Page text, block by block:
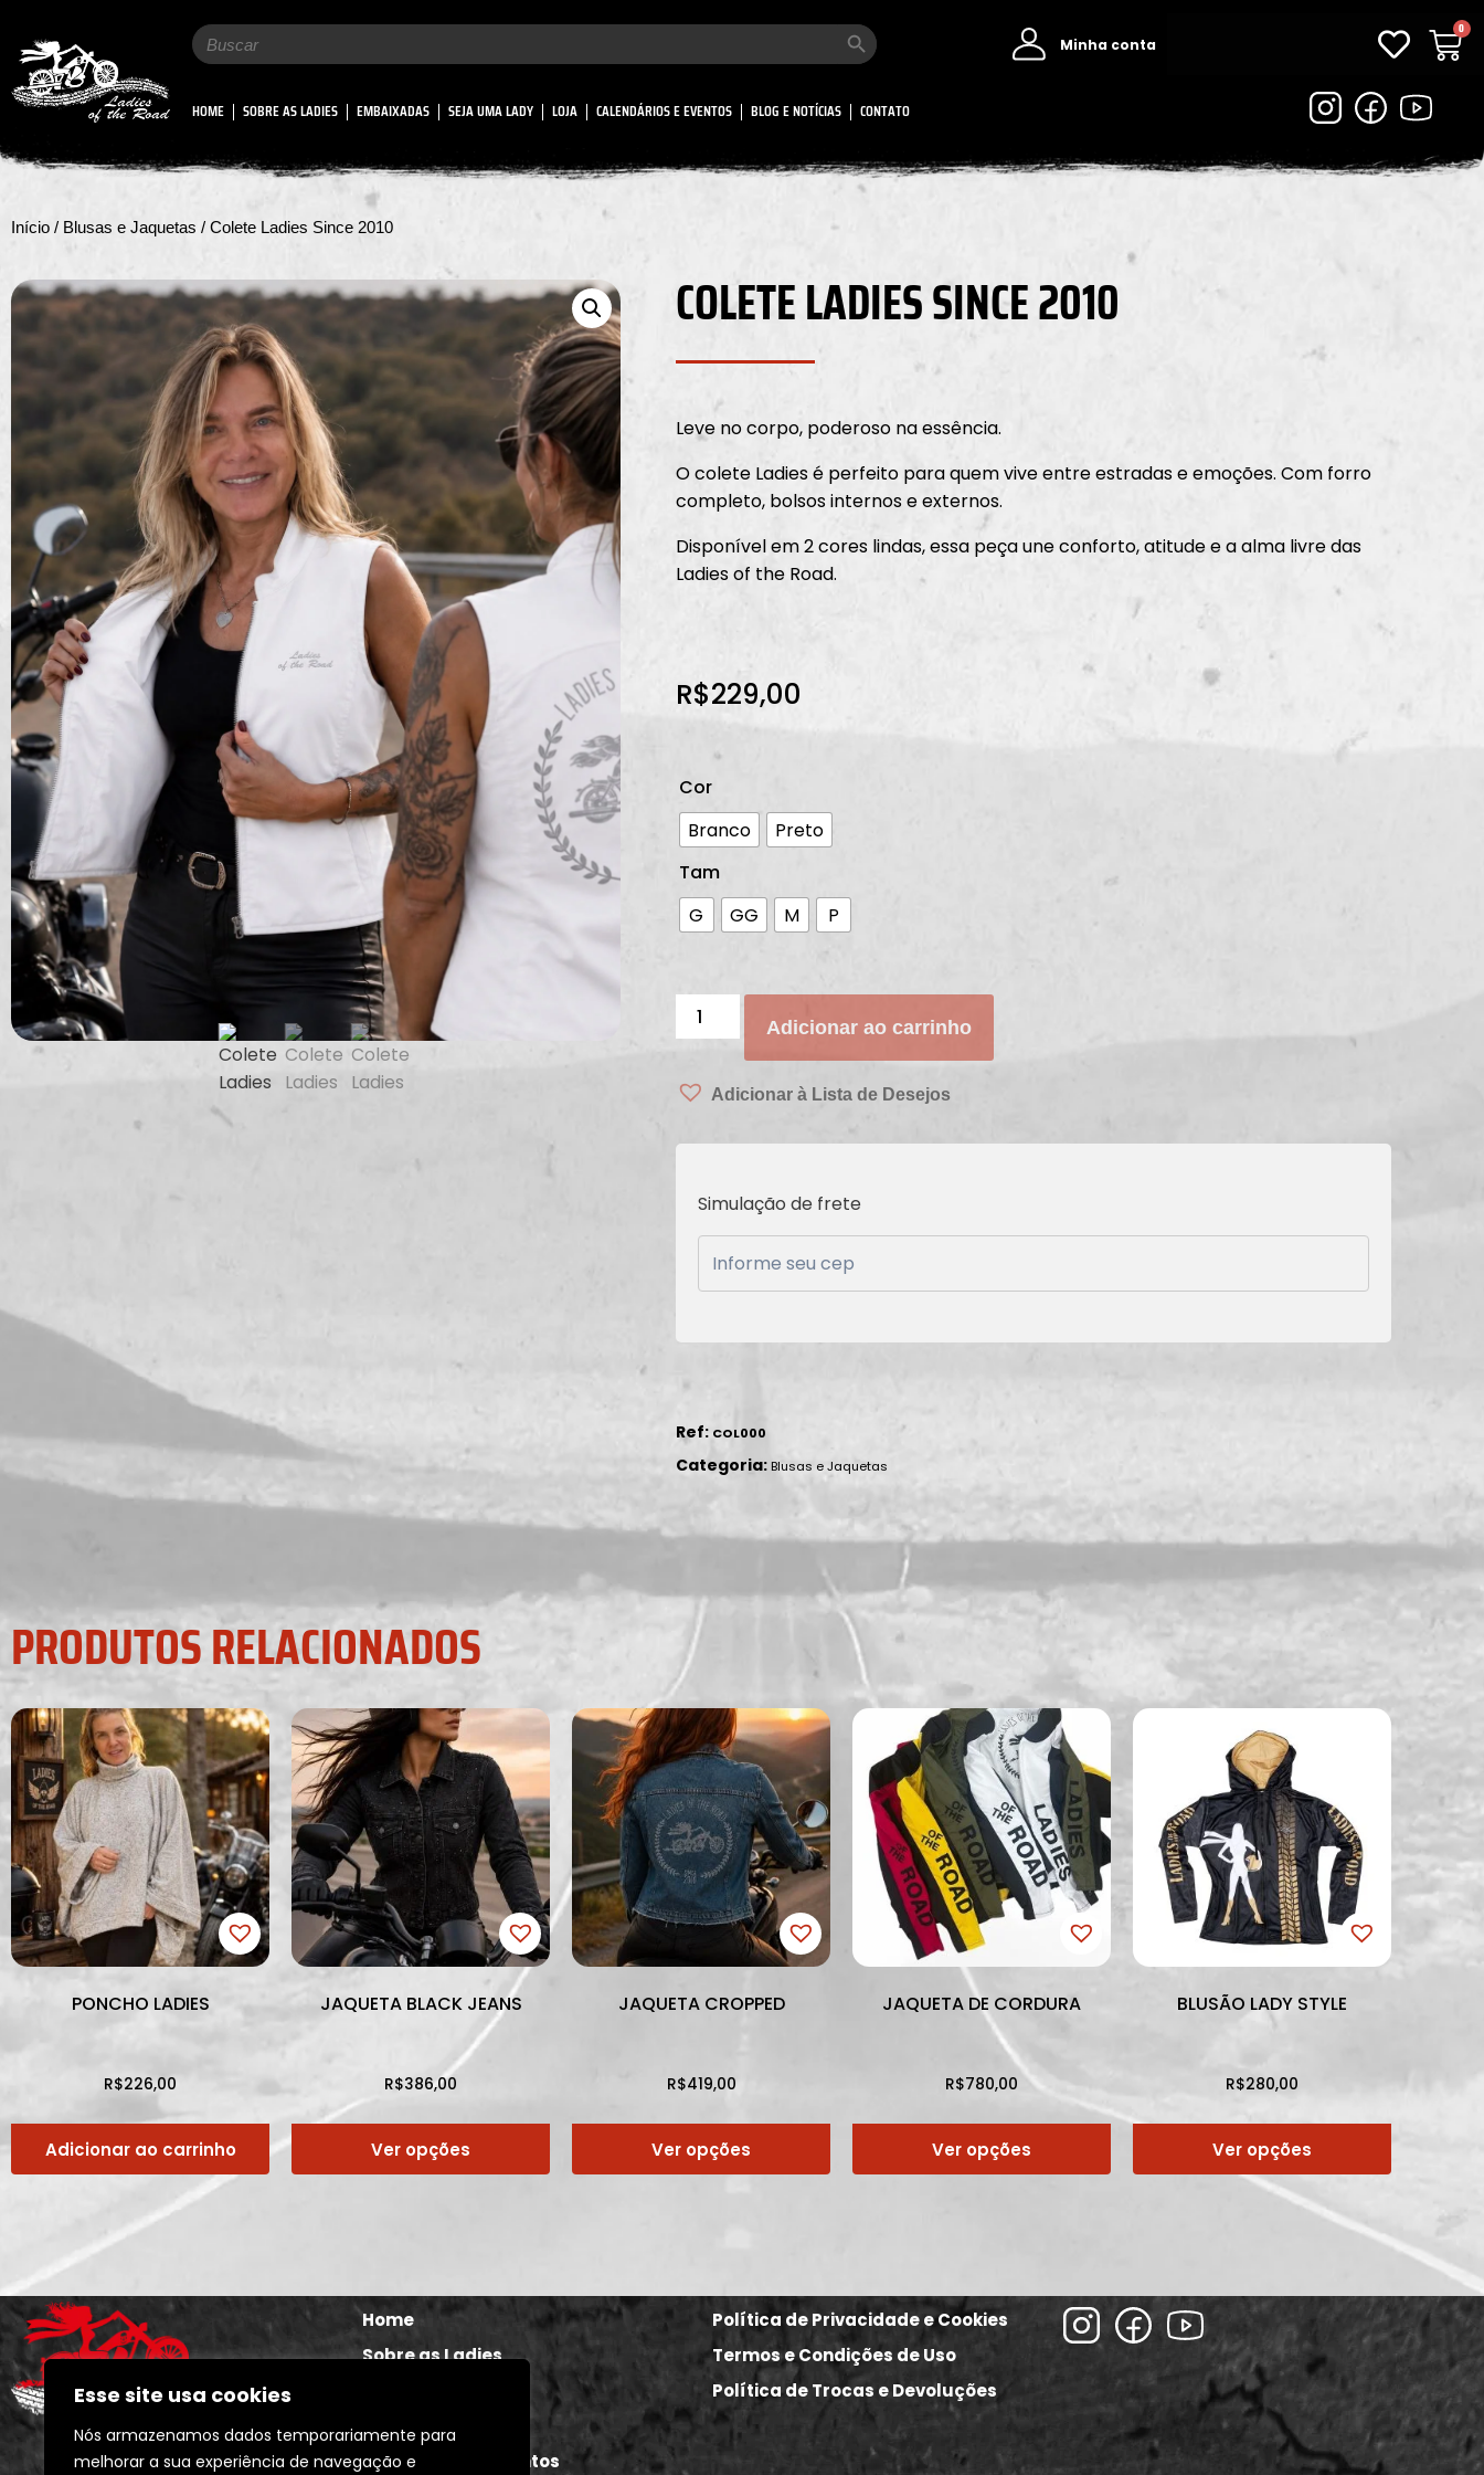
Esse site usa cookies
Nós armazenamos dados temporariamente para
melhorar a sua experiência de navegação e
Search
for:
Search Button
Minha conta
0
HOME SOBRE AS LADIES EMBAIXADAS SEJA UMA LADY LOJA CALENDÁRIOS E EVENTOS BLOG E NOTÍCIAS CONTATO
Início / Blusas e Jaquetas / Colete Ladies Since 2010
COLETE LADIES SINCE 2010
Leve no corpo, poderoso na essência.
O colete Ladies é perfeito para quem vive entre estradas e emoções. Com forro
completo, bolsos internos e externos.
Disponível em 2 cores lindas, essa peça une conforto, atitude e a alma livre das
Ladies of the Road.
R$229,00
Cor
Branco
Preto
Tam
G
GG M P
Adicionar ao carrinho
Adicionar à Lista de Desejos
Simulação de frete
Ref: COL000
Categoria:Blusas e Jaquetas
PRODUTOS RELACIONADOS
PONCHO LADIES
R$226,00
Adicionar ao carrinho
JAQUETA BLACK JEANS
R$386,00
Ver opções
JAQUETA CROPPED
R$419,00
Ver opções
JAQUETA DE CORDURA
R$780,00
Ver opções
BLUSÃO LADY STYLE
R$280,00
Ver opções
Home
Sobre as Ladies
The Ladies Store
Calendários e Eventos
Política de Privacidade e Cookies
Termos e Condições de Uso
Política de Trocas e Devoluções